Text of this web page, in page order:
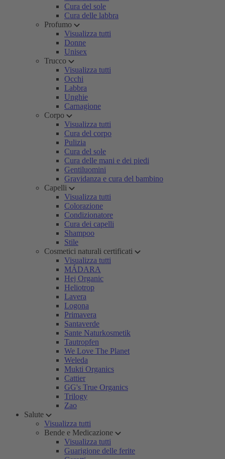
Cura del sole
Cura delle labbra
Profumo
Visualizza tutti
Donne
Unisex
Trucco
Visualizza tutti
Occhi
Labbra
Unghie
Carnagione
Corpo
Visualizza tutti
Cura del corpo
Pulizia
Cura del sole
Cura delle mani e dei piedi
Gentiluomini
Gravidanza e cura del bambino
Capelli
Visualizza tutti
Colorazione
Condizionatore
Cura dei capelli
Shampoo
Stile
Cosmetici naturali certificati
Visualizza tutti
MÁDARA
Hej Organic
Heliotrop
Lavera
Logona
Primavera
Santaverde
Sante Naturkosmetik
Tautropfen
We Love The Planet
Weleda
Mukti Organics
Cattier
GG's True Organics
Trilogy
Zao
Salute
Visualizza tutti
Bende e Medicazione
Visualizza tutti
Guarigione delle ferite